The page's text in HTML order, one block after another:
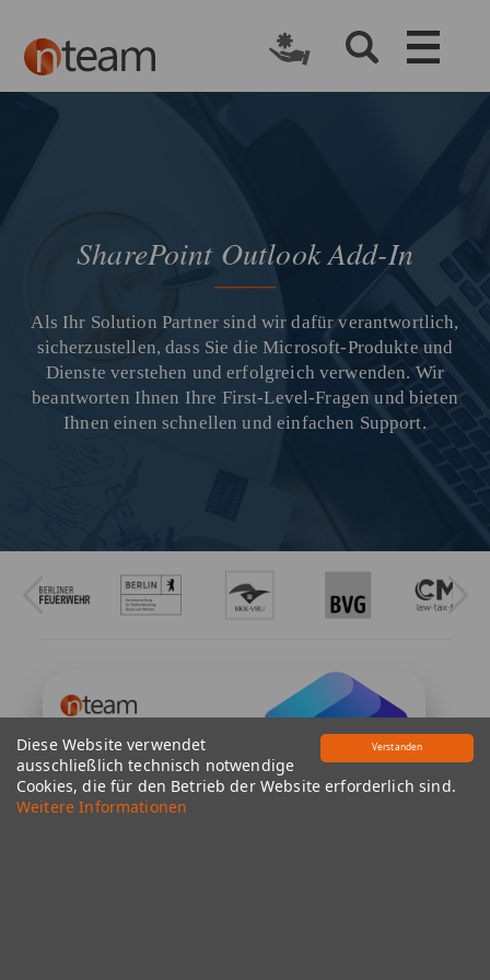
Verstanden
Diese Website verwendet
ausschließlich technisch notwendige
Cookies, die für den Betrieb der Website erforderlich sind.
Weitere Informationen
SharePoint Outlook Add-In
Als Ihr Solution Partner sind wir dafür verantwortlich,
sicherzustellen, dass Sie die Microsoft-Produkte und
Dienste verstehen und erfolgreich verwenden. Wir
beantworten Ihnen Ihre First-Level-Fragen und bieten
Ihnen einen schnellen und einfachen Support.